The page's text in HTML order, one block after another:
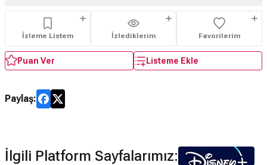
İzleme Listem İzlediklerim Favorilerim
Puan Ver Listeme Ekle
Paylaş:
İlgili Platform Sayfalarımız: